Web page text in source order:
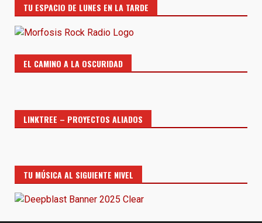
TU ESPACIO DE LUNES EN LA TARDE
EL CAMINO A LA OSCURIDAD
LINKTREE – PROYECTOS ALIADOS
TU MÚSICA AL SIGUIENTE NIVEL